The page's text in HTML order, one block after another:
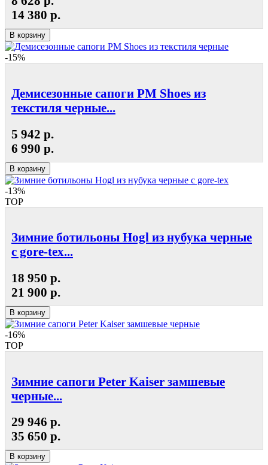
14 380 р.
В корзину
-15%
Демисезонные сапоги РМ Shoes из
текстиля черные...
5 942 р.
6 990 р.
В корзину
-13%
TOP
Зимние ботильоны Hogl из нубука черные
с gore-tex...
18 950 р.
21 900 р.
В корзину
-16%
TOP
Зимние сапоги Peter Kaiser замшевые
черные...
29 946 р.
35 650 р.
В корзину